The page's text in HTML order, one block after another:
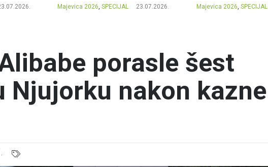
Majevica 2026, SPECIJAL 23.07.2026. Majevica 2026, SPECIJAL
porasle šest
Njujorku nakon kazne